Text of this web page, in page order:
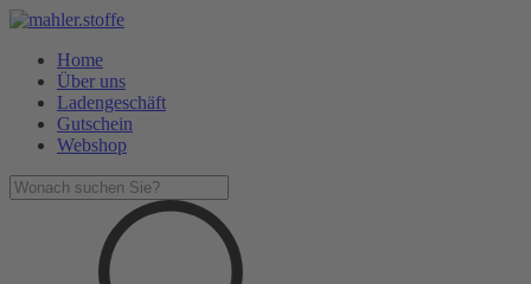
Home
Über uns
Ladengeschäft
Gutschein
Webshop